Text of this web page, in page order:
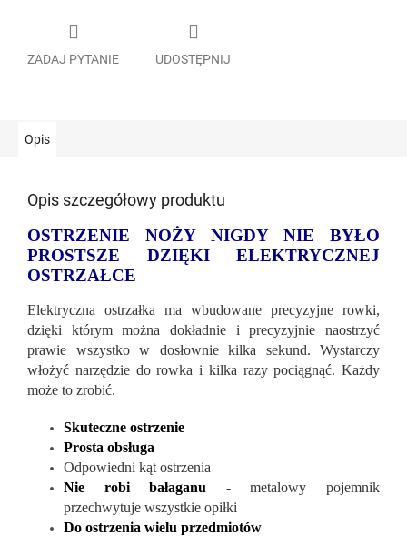
ZADAJ PYTANIE UDOSTĘPNIJ
Opis
Opis szczegółowy produktu
OSTRZENIE NOŻY NIGDY NIE BYŁO
PROSTSZE DZIĘKI ELEKTRYCZNEJ
OSTRZAŁCE
Elektryczna ostrzałka ma wbudowane precyzyjne rowki,
dzięki którym można dokładnie i precyzyjnie naostrzyć
prawie wszystko w dosłownie kilka sekund. Wystarczy
włożyć narzędzie do rowka i kilka razy pociągnąć. Każdy
może to zrobić.
Skuteczne ostrzenie
Prosta obsługa
Odpowiedni kąt ostrzenia
Nie robi bałaganu
- metalowy pojemnik
przechwytuje wszystkie opiłki
Do ostrzenia wielu przedmiotów